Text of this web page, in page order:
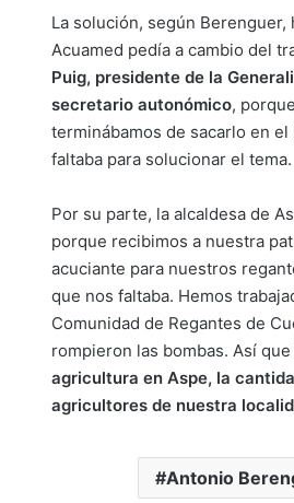
La solución, según
Acuamed pedía a cambio del
Puig, presidente de la
secretario autonómico,
terminábamos de sacarlo en
faltaba para solucionar el
Por su parte, la alcaldesa de
porque recibimos a nuestra
acuciante para nuestros
que nos faltaba. Hemos
Comunidad de Regantes de
rompieron las bombas. Así
agricultura en Aspe, la
agricultores de nuestra
Antonio